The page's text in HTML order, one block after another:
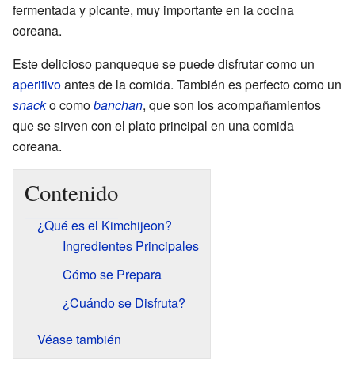
fermentada y picante, muy importante en la cocina
coreana.
Este delicioso panqueque se puede disfrutar como un
aperitivoantes de la comida. También es perfecto como un
snacko comobanchan, que son los acompañamientos
que se sirven con el plato principal en una comida
coreana.
Contenido
¿Qué es el Kimchijeon?
Ingredientes Principales
Cómo se Prepara
¿Cuándo se Disfruta?
Véase también